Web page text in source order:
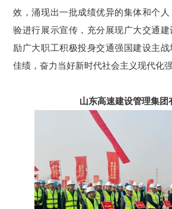
效，涌现出一批成绩优异的集体和个
验进行展示宣传，充分展现广大交通
励广大职工积极投身交通强国建设主战
佳绩，奋力当好新时代社会主义现代化
山东高速建设管理集团